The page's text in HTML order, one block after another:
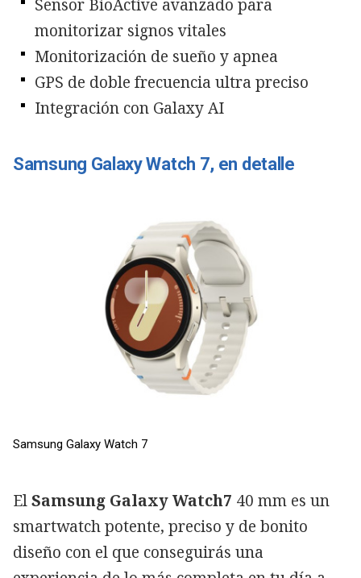
Sensor BioActive avanzado para
monitorizar signos vitales
Monitorización de sueño y apnea
GPS de doble frecuencia ultra preciso
Integración con Galaxy AI
Samsung Galaxy Watch 7, en detalle
Samsung Galaxy Watch 7
ElSamsung Galaxy Watch7 40 mm es un
smartwatch potente, preciso y de bonito
diseño con el que conseguirás una